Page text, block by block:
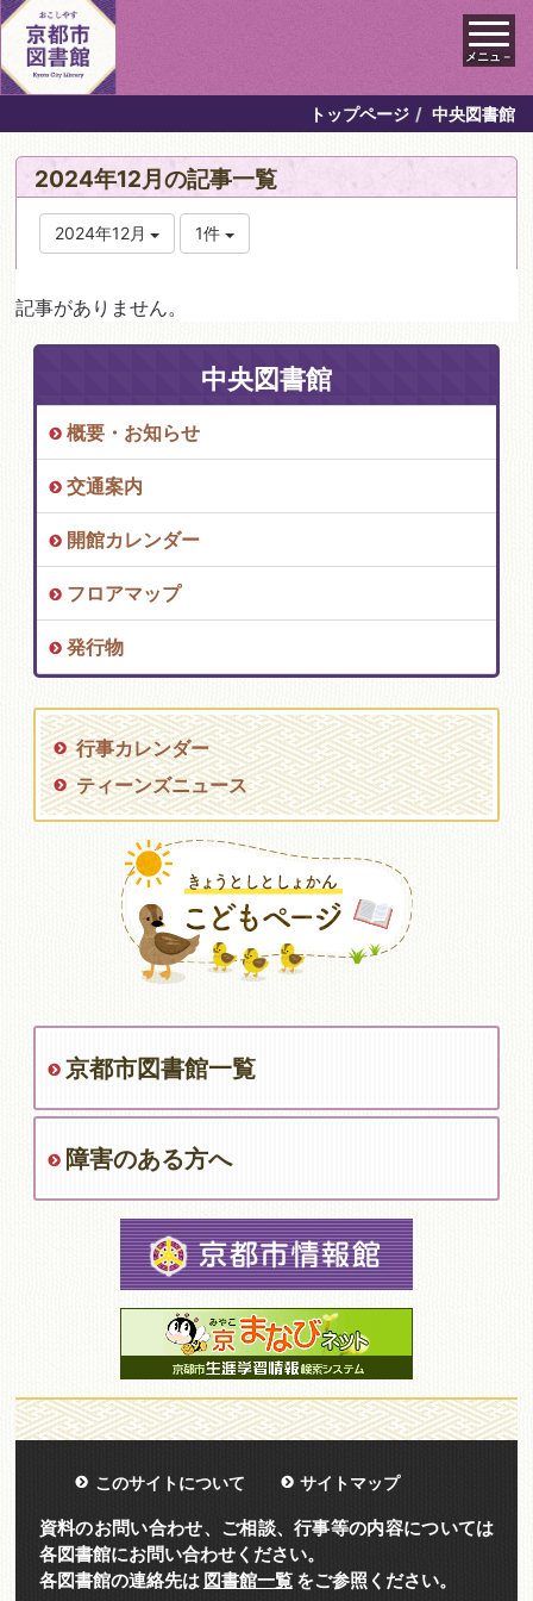
メニュ－
トップページ 中央図書館
2024年12月の記事一覧
2024年12月 1件
記事がありません。
中央図書館
概要・お知らせ
交通案内
開館カレンダー
フロアマップ
発行物
行事カレンダー
ティーンズニュース
京都市図書館一覧
障害のある方へ
このサイトについて サイトマップ
資料のお問い合わせ、ご相談、行事等の内容については
各図書館にお問い合わせください。
各図書館の連絡先は 図書館一覧をご参照ください。